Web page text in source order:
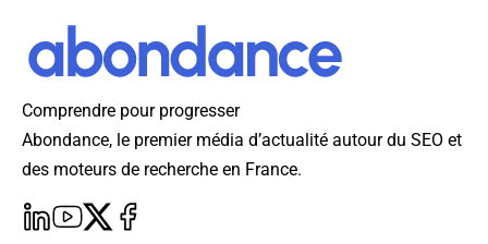
Comprendre pour progresser
Abondance, le premier média d’actualité autour du SEO et
des moteurs de recherche en France.